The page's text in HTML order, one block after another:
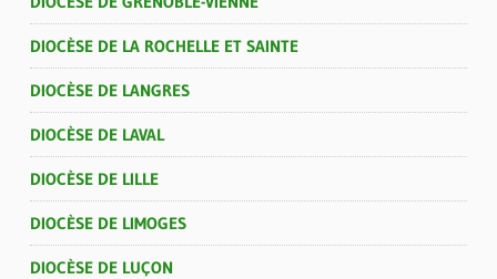
DIOCÈSE DE LA ROCHELLE ET SAINTE
DIOCÈSE DE LANGRES
DIOCÈSE DE LAVAL
DIOCÈSE DE LILLE
DIOCÈSE DE LIMOGES
DIOCÈSE DE LUÇON